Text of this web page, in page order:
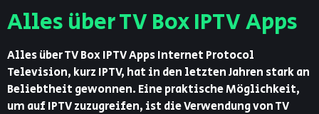
Alles über TV Box IPTV Apps
Alles über TV Box IPTV Apps Internet Protocol
Television, kurz IPTV, hat in den letzten Jahren stark an
Beliebtheit gewonnen. Eine praktische Möglichkeit,
um auf IPTV zuzugreifen, ist die Verwendung von TV